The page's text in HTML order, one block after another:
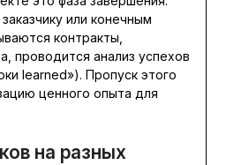
или конечным
контракты,
проводится анализ успехов
learned»). Пропуск этого
ценного опыта для
на разных